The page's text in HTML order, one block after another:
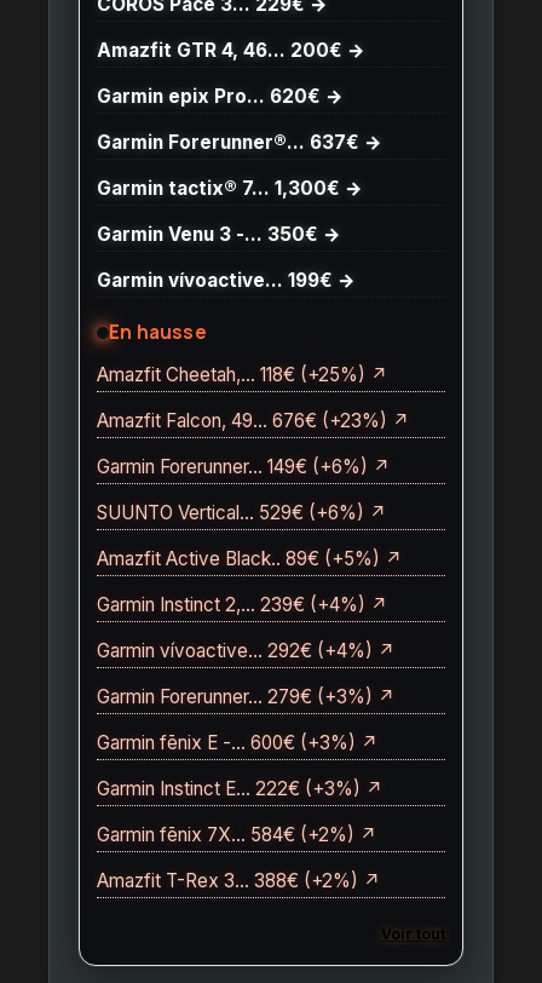
Amazfit GTR 4, 46… 200€ →
Garmin epix Pro… 620€ →
Garmin Forerunner®… 637€ →
Garmin tactix® 7… 1,300€ →
Garmin Venu 3 -… 350€ →
Garmin vívoactive… 199€ →
En hausse
Amazfit Cheetah,… 118€ (+25%) ↗
Amazfit Falcon, 49… 676€ (+23%) ↗
Garmin Forerunner… 149€ (+6%) ↗
SUUNTO Vertical… 529€ (+6%) ↗
Amazfit Active Black.. 89€ (+5%) ↗
Garmin Instinct 2,… 239€ (+4%) ↗
Garmin vívoactive… 292€ (+4%) ↗
Garmin Forerunner… 279€ (+3%) ↗
Garmin fēnix E -… 600€ (+3%) ↗
Garmin Instinct E… 222€ (+3%) ↗
Garmin fēnix 7X… 584€ (+2%) ↗
Amazfit T-Rex 3… 388€ (+2%) ↗
Voir tout